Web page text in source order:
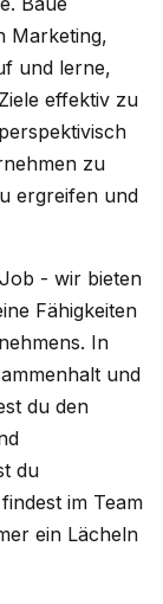
Marketing,
und lerne,
effektiv zu
zu
ergreifen und
- wir bieten
Fähigkeiten
In
und
du den
du
im Team
ein Lächeln